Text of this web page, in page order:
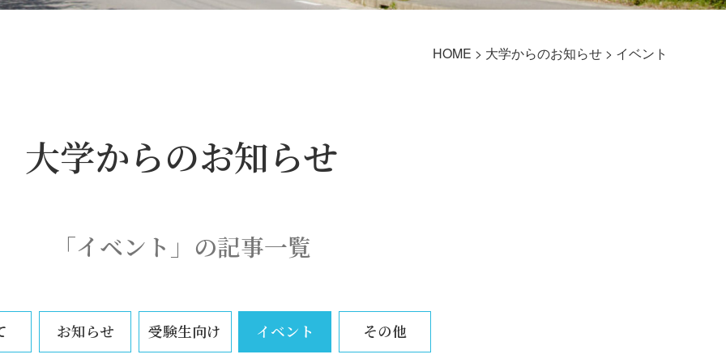
HOME > 大学からのお知らせ > イベント
大学からのお知らせ
「イベント」の記事一覧
お知らせ 受験生向け イベント その他